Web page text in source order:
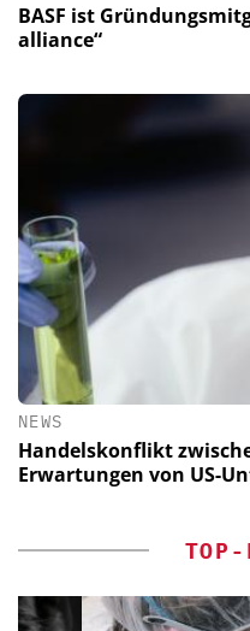
BASF ist
alliance“
NEWS
Handelskonflikt
Erwartungen von US-
TOP-